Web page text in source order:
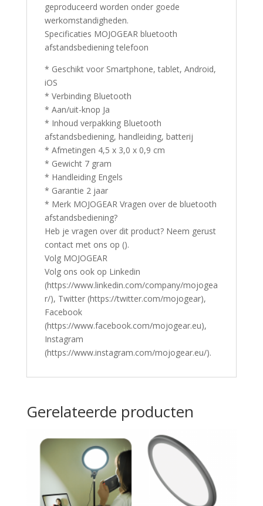
geproduceerd worden onder goede
werkomstandigheden.
Specificaties MOJOGEAR bluetooth
afstandsbediening telefoon
* Geschikt voor Smartphone, tablet, Android,
iOS
* Verbinding Bluetooth
* Aan/uit-knop Ja
* Inhoud verpakking Bluetooth
afstandsbediening, handleiding, batterij
* Afmetingen 4,5 x 3,0 x 0,9 cm
* Gewicht 7 gram
* Handleiding Engels
* Garantie 2 jaar
* Merk MOJOGEAR Vragen over de bluetooth
afstandsbediening?
Heb je vragen over dit product? Neem gerust
contact met ons op ().
Volg MOJOGEAR
Volg ons ook op Linkedin
(https://www.linkedin.com/company/mojogea
r/), Twitter (https://twitter.com/mojogear),
Facebook
(https://www.facebook.com/mojogear.eu),
Instagram
(https://www.instagram.com/mojogear.eu/).
Gerelateerde producten